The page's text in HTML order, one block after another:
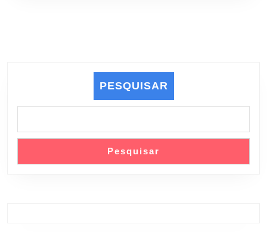
PESQUISAR
Pesquisar